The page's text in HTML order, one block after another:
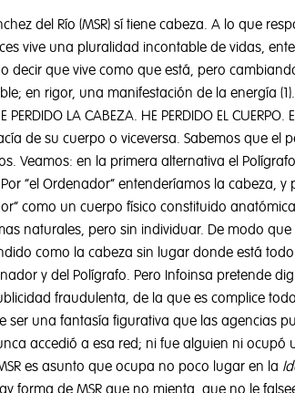
del Río (MSR) sí tiene cabeza. A lo que
vive una pluralidad incontable de vidas,
que vive como que está, pero
en rigor, una manifestación de la energía
LA CABEZA. HE PERDIDO EL
de su cuerpo o viceversa. Sabemos que
Veamos: en la primera alternativa el
“el Ordenador” entenderíamos la cabeza,
como un cuerpo físico constituido
naturales, pero sin individuar. De modo
como la cabeza sin lugar donde está
y del Polígrafo. Pero Infoinsa pretende
fraudulenta, de la que es complice
ser una fantasía figurativa que las agencias
accedió a esa red; ni fue alguien ni
es asunto que ocupa no poco lugar en la